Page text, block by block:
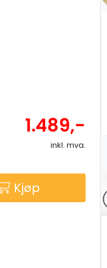
1.489,-
inkl. mva.
Kjøp